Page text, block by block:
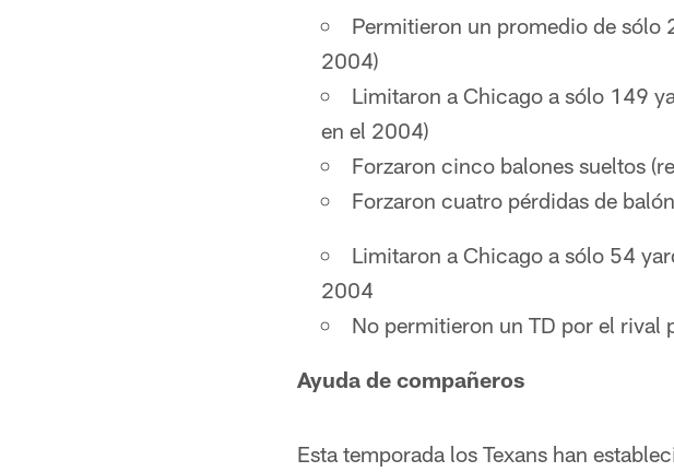
Permitieron un promedio de sólo
2004)
Limitaron a Chicago a sólo 149
en el 2004)
Forzaron cinco balones sueltos
Forzaron cuatro pérdidas de
Limitaron a Chicago a sólo 54
2004
No permitieron un TD por el rival
Ayuda de compañeros
Esta temporada los Texans han